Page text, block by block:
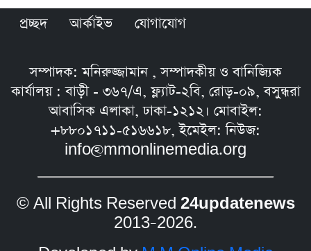
প্রচ্ছদ আর্কাইভ যোগাযোগ
সম্পাদক: মনিরুজ্জামান , সম্পাদকীয় ও বানিজ্যিক
কার্যালয় : বাড়ী - ৩৬৭/এ, ফ্ল্যাট-২বি, রোড়-০৯, বসুন্ধরা
আবাসিক এলাকা, ঢাকা-১২১২। মোবাইল:
+৮৮০১৭১১-৫১৬৬১৮, ইমেইল: নিউজ:
info@mmonlinemedia.org
© All Rights Reserved 24updatenews
2013–2026.